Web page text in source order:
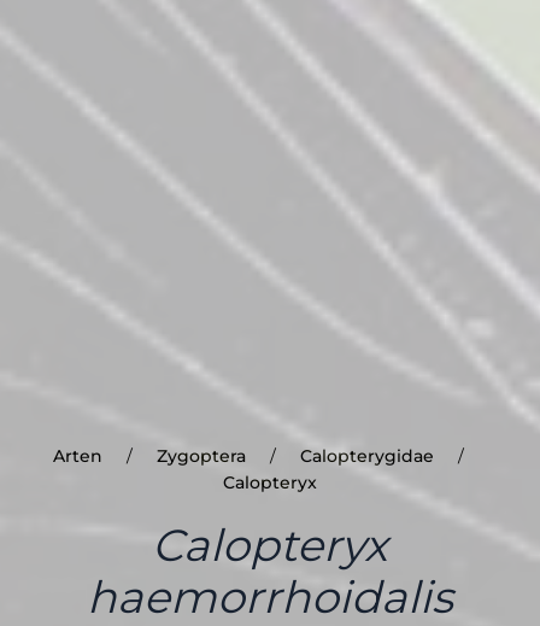
Arten Zygoptera
Calopterygidae
Calopteryx
Calopteryx
haemorrhoidalis